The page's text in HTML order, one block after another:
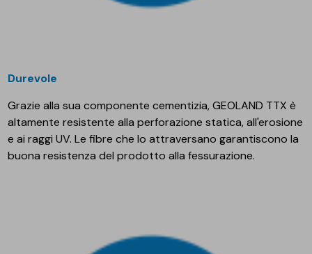
Durevole
Grazie alla sua componente cementizia, GEOLAND TTX è
altamente resistente alla perforazione statica, all'erosione
e ai raggi UV. Le fibre che lo attraversano garantiscono la
buona resistenza del prodotto alla fessurazione.